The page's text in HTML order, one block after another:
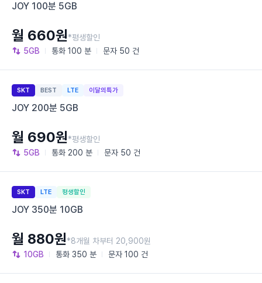
JOY 100분 5GB
5GB 통화 100 분 문자 50 건
월 660원*평생할인
SKT BEST LTE 이달의특가
JOY 200분 5GB
5GB 통화 200 분 문자 50 건
월 690원*평생할인
SKT LTE 평생할인
JOY 350분 10GB
10GB 통화 350 분 문자 100 건
월 880원*8개월 차부터 20,900원